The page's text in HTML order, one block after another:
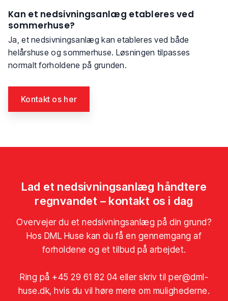
Kan et nedsivningsanlæg etableres ved
sommerhuse?
Ja, et nedsivningsanlæg kan etableres ved både
helårshuse og sommerhuse. Løsningen tilpasses
normalt forholdene på grunden.
Kontakt os her​
Lad et nedsivningsanlæg håndtere
regnvandet – kontakt os i dag
Overvejer du et nedsivningsanlæg på din grund?
Hos DML Huse kan du få en gennemgang af
forholdene og et tilbud på arbejdet.
Ring på +45 29 61 82 04 eller skriv til per@dml-
huse.dk, hvis du vil høre mere om mulighederne.